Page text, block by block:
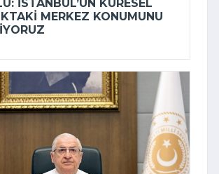
İSTANBUL’UN KÜRESEL
MERKEZ KONUMUNU